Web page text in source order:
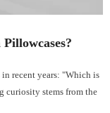
in recent years: "Which is
curiosity stems from the